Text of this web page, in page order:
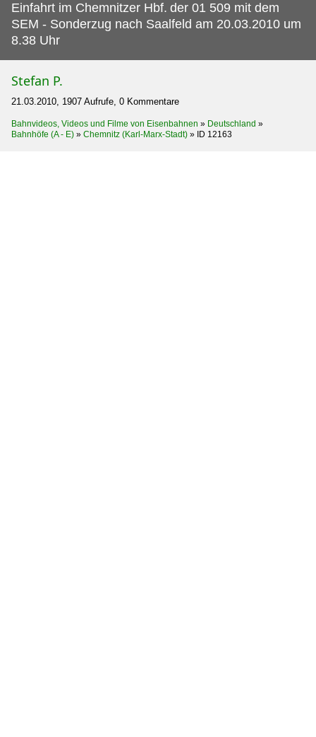
Einfahrt im Chemnitzer Hbf. der 01 509 mit dem
SEM - Sonderzug nach Saalfeld am 20.03.2010 um
8.38 Uhr
Stefan P.
21.03.2010, 1907 Aufrufe, 0 Kommentare
Bahnvideos, Videos und Filme von Eisenbahnen » Deutschland »
Bahnhöfe (A - E) » Chemnitz (Karl-Marx-Stadt) » ID 12163